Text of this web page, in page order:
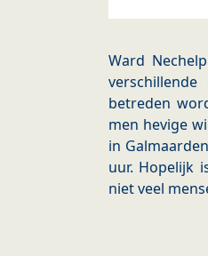
Ward
betreden
men hevige
in
uur. Hopelijk
niet veel